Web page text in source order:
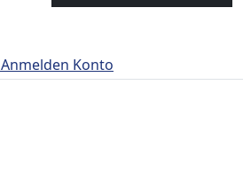
Anmelden Konto